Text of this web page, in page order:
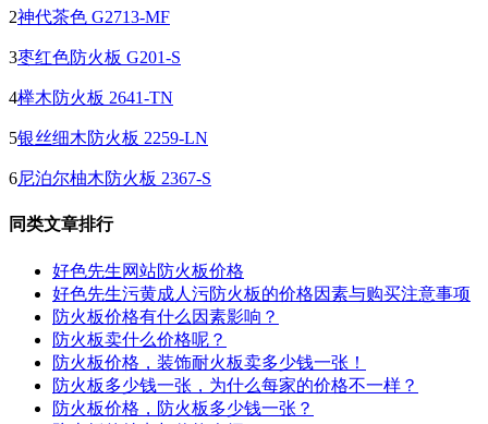
2神代茶色 G2713-MF
3枣红色防火板 G201-S
4榉木防火板 2641-TN
5银丝细木防火板 2259-LN
6尼泊尔柚木防火板 2367-S
同类文章排行
好色先生网站防火板价格
好色先生污黄成人污防火板的价格因素与购买注意事项
防火板价格有什么因素影响？
防火板卖什么价格呢？
防火板价格，装饰耐火板卖多少钱一张！
防火板多少钱一张，为什么每家的价格不一样？
防火板价格，防火板多少钱一张？